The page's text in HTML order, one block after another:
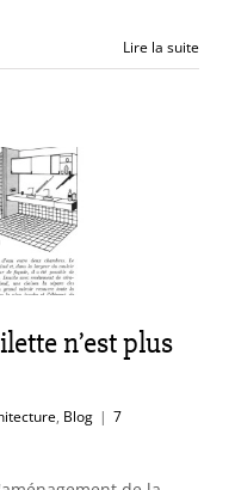
Lire la suite
n’est plus
, Blog | 7